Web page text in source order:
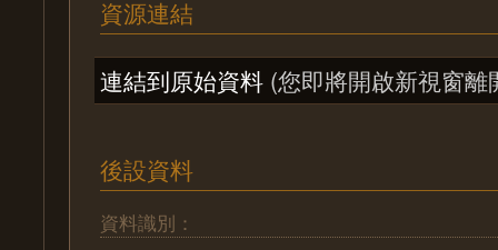
資源連結
連結到原始資料 (您即將開啟新視窗離
後設資料
資料識別：